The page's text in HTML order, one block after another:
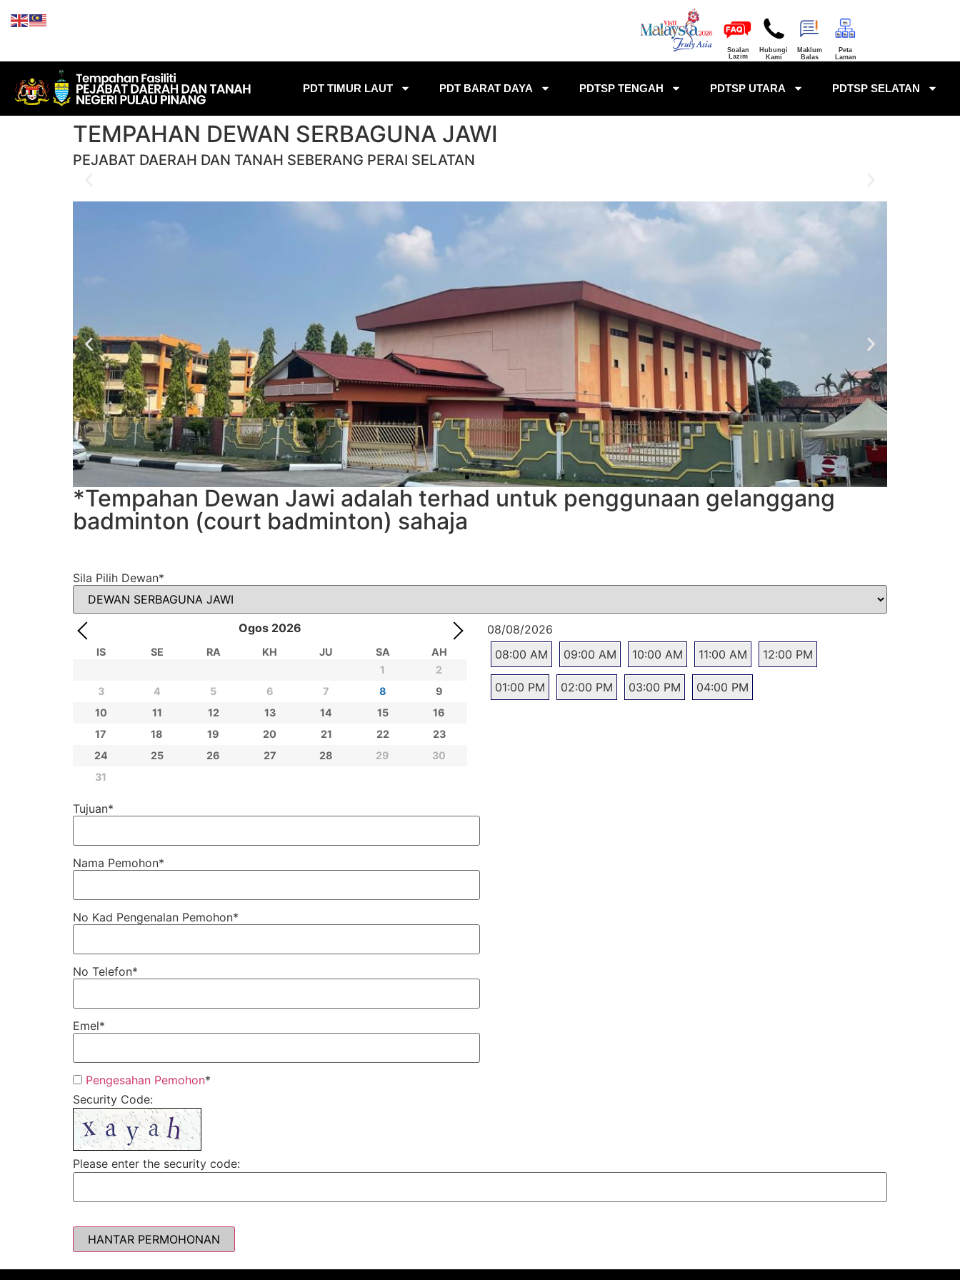
Soalan
Lazim
Hubungi
Kami
Maklum
Balas
Peta
Laman
PDT TIMUR LAUT PDT BARAT DAYA PDTSP TENGAH PDTSP UTARA PDTSP SELATAN
TEMPAHAN DEWAN SERBAGUNA JAWI
PEJABAT DAERAH DAN TANAH SEBERANG PERAI SELATAN
*Tempahan Dewan Jawi adalah terhad untuk penggunaan gelanggang
badminton (court badminton) sahaja
Sila Pilih Dewan*
Ogos 2026
IS SE RA KH JU SA
AH
1
2
3
4 5 6 7 8
9
10
11 12 13 14 15
16
17
18 19 20 21 22
23
24
25 26 27 28 29
30
31
08/08/2026
08:00 AM
09:00 AM 10:00 AM 11:00 AM 12:00 PM
01:00 PM 02:00 PM 03:00 PM 04:00 PM
Tujuan*
Nama Pemohon*
No Kad Pengenalan Pemohon*
No Telefon*
Emel*
Pengesahan Pemohon*
Security Code:
Please enter the security code:
HANTAR PERMOHONAN